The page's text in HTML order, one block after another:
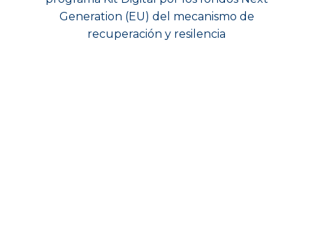
Generation (EU) del mecanismo de
recuperación y resilencia